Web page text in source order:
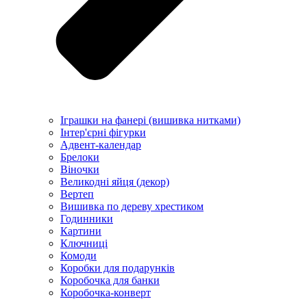
Іграшки на фанері (вишивка нитками)
Інтер'єрні фігурки
Адвент-календар
Брелоки
Віночки
Великодні яйця (декор)
Вертеп
Вишивка по дереву хрестиком
Годинники
Картини
Ключниці
Комоди
Коробки для подарунків
Коробочка для банки
Коробочка-конверт